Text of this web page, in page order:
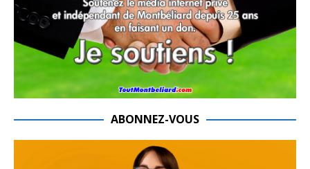
ABONNEZ-VOUS